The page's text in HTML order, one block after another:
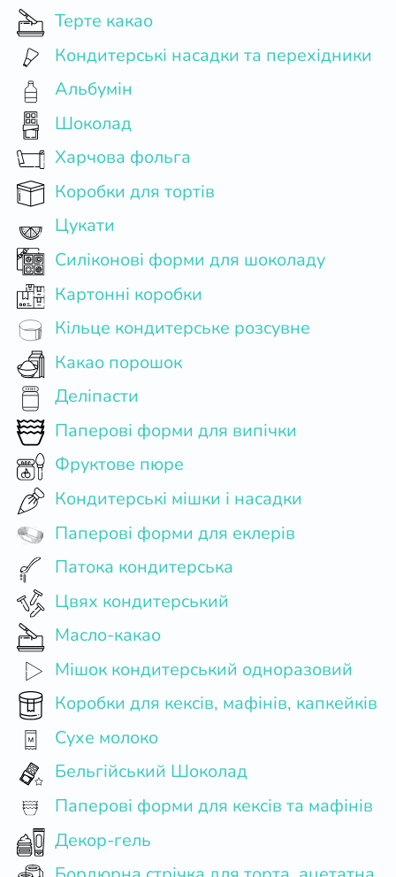
Терте какао
Кондитерські насадки та перехідники
Альбумін
Шоколад
Харчова фольга
Коробки для тортів
Цукати
Силіконові форми для шоколаду
Картонні коробки
Кільце кондитерське розсувне
Какао порошок
Деліпасти
Паперові форми для випічки
Фруктове пюре
Кондитерські мішки і насадки
Паперові форми для еклерів
Патока кондитерська
Цвях кондитерський
Масло-какао
Мішок кондитерський одноразовий
Коробки для кексів, мафінів, капкейків
Сухе молоко
Бельгійський Шоколад
Паперові форми для кексів та мафінів
Декор-гель